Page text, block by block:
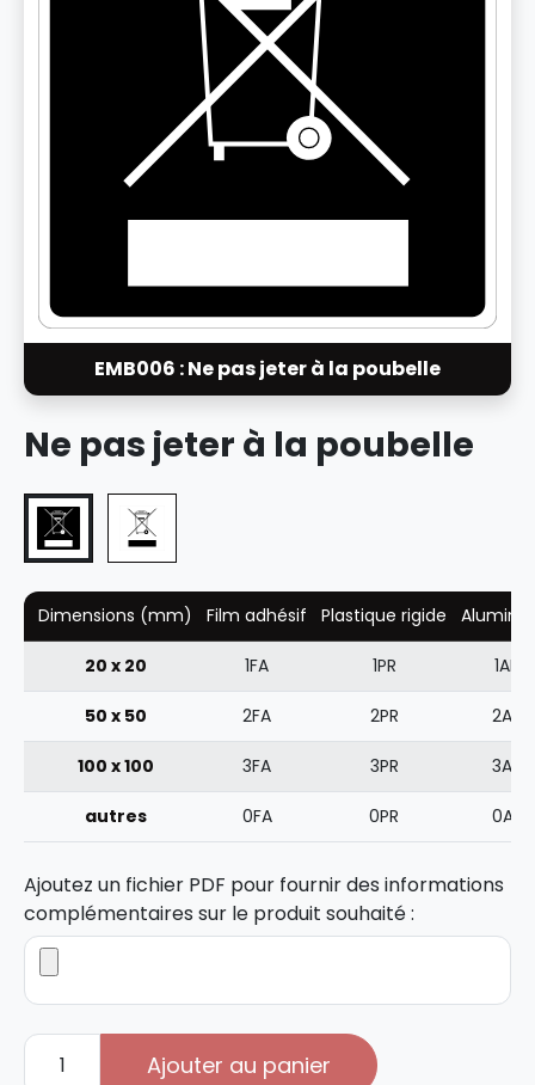
EMB006 : Ne pas jeter à la poubelle
Ne pas jeter à la poubelle
Dimensions (mm) Film adhésif Plastique rigide
20 x 20 1FA 1PR 1AL
50 x 50 2FA 2PR 2AL
100 x 100 3FA 3PR 3AL
autres 0FA 0PR 0AL
Ajoutez un fichier PDF pour fournir des informations
complémentaires sur le produit souhaité :
quantité
Ajouter au panier